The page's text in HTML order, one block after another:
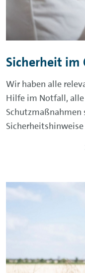
Sicherheit im
Wir haben alle
Hilfe im Notfall,